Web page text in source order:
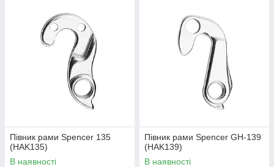
Півник рами Spencer 135
(HAK135)
В наявності
Півник рами Spencer GH-139
(HAK139)
В наявності